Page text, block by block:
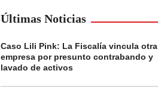
Últimas Noticias
Caso Lili Pink: La Fiscalía vincula otra
empresa por presunto contrabando y
lavado de activos